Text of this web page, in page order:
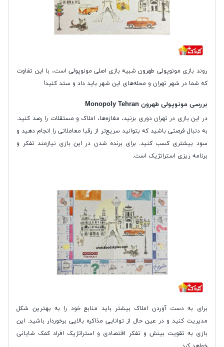
روند بازی مونوپولی طهرون شبیه بازی اصلی مونوپولی است، با این تفاوت
که شما در شهر تهران و محله‌های این شهر باید داد و ستد کنید!
بررسی مونوپولی طهرون Monopoly Tehran
در این بازی در تهران دوری بزنید، مغازه‌ها، املاک و مستقلات را رصد کنید.
به دنبال فرصتی باشید که بتوانید سریع‌تر از رقبا معاملاتی را انجام دهید و
سود بیشتری کسب کنید. برای برنده شدن در این بازی نیازمند تفکر و
برنامه ریزی استراتژیک است.
برای به دست آوردن املاک بیشتر باید منابع خود را به بهترین شکل
مدیریت کنید و در عین حال از توانایی مذاکره بالایی برخوردار باشید. این
بازی به تقویت بینش و تفکر اقتصادی و استراتژیک افراد کمک شایانی